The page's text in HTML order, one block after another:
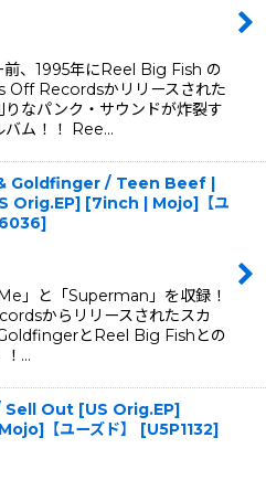
前、1995年にReel Big Fish の
Off Recordsかリリースされた
りなパンク・サウンドが炸裂す
バム！！ Ree…
Goldfinger / Teen Beef |
Orig.EP] [7inch | Mojo]【ユ
]
」と「Superman」を収録！
からリリースされたスカ
とReel Big Fishとの
！…
Sell Out [US Orig.EP]
【ユーズド】
[U5P1132]